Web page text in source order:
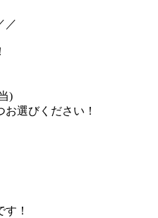
／
)
選びください！
！